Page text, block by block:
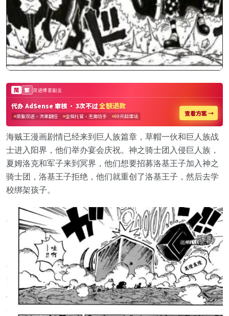
海贼王漫画剧情已经来到巨人族篇章，草帽一伙和巨人族战
士进入阳界，他们举办宴会庆祝。神之骑士团入侵巨人族，
夏姆洛克和军子来到冥界，他们想要招募洛基王子加入神之
骑士团，洛基王子拒绝，他们就重创了洛基王子，然后去学
校绑架孩子。